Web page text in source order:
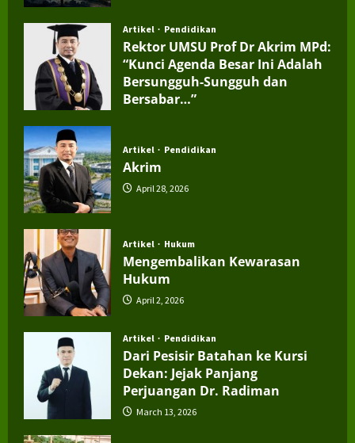
Artikel Pendidikan
Rektor UMSU Prof Dr Akrim MPd:
“Kunci Agenda Besar Ini Adalah
Bersungguh-Sungguh dan
Bersabar…”
Artikel Pendidikan
Akrim
April 28, 2026
Artikel Hukum
Mengembalikan Kewarasan
Hukum
April 2, 2026
Artikel Pendidikan
Dari Pesisir Batahan ke Kursi
Dekan: Jejak Panjang
Perjuangan Dr. Radiman
March 13, 2026